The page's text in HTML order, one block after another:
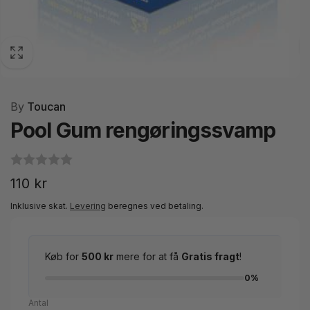
By Toucan
Pool Gum rengøringssvamp
Normalpris
110 kr
Inklusive skat. Levering beregnes ved betaling.
Køb for 500 kr mere for at få Gratis fragt!
0%
Antal